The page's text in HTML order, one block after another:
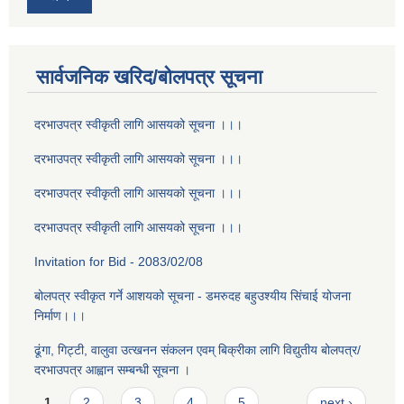
सार्वजनिक खरिद/बोलपत्र सूचना
दरभाउपत्र स्वीकृती लागि आसयको सूचना ।।।
दरभाउपत्र स्वीकृती लागि आसयको सूचना ।।।
दरभाउपत्र स्वीकृती लागि आसयको सूचना ।।।
दरभाउपत्र स्वीकृती लागि आसयको सूचना ।।।
Invitation for Bid - 2083/02/08
बोलपत्र स्वीकृत गर्ने आशयको सूचना - डमरुदह बहुउश्यीय सिंचाई योजना
निर्माण।।।
ढूंगा, गिट्टी, वालुवा उत्खनन संकलन एवम् बिक्रीका लागि विद्युतीय बोलपत्र/
दरभाउपत्र आह्वान सम्बन्धी सूचना ।